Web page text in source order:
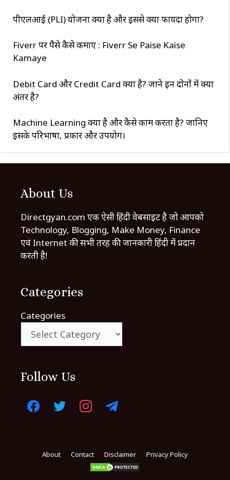
पीएलआई (PLI) योजना क्या है और इससे क्या फायदा होगा?
Fiverr पर पैसे कैसे कमाए : Fiverr Se Paise Kaise
Kamaye
Debit Card और Credit Card क्या है? जाने इन दोनों में क्या
अंतर है?
Machine Learning क्या है और कैसे काम करता है? जानिए
इसके परिभाषा, प्रकार और उपयोग।
About Us
Directgyan.com एक ऐसी हिंदी वेबसाइट है जो आपको
Technology, Blogging, Make Money, Finance
एवं Internet की सभी तरह की जानकारी हिंदी में प्रदान
करती है!
Categories
Categories
Follow Us
About Contact Disclaimer Privacy Policy